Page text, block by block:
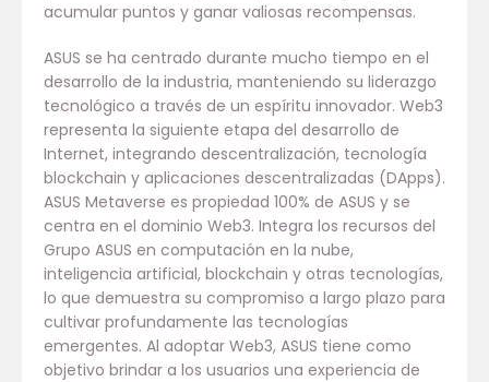
acumular puntos y ganar valiosas recompensas.
ASUS se ha centrado durante mucho tiempo en el
desarrollo de la industria, manteniendo su liderazgo
tecnológico a través de un espíritu innovador. Web3
representa la siguiente etapa del desarrollo de
Internet, integrando descentralización, tecnología
blockchain y aplicaciones descentralizadas (DApps).
ASUS Metaverse es propiedad 100% de ASUS y se
centra en el dominio Web3. Integra los recursos del
Grupo ASUS en computación en la nube,
inteligencia artificial, blockchain y otras tecnologías,
lo que demuestra su compromiso a largo plazo para
cultivar profundamente las tecnologías
emergentes. Al adoptar Web3, ASUS tiene como
objetivo brindar a los usuarios una experiencia de